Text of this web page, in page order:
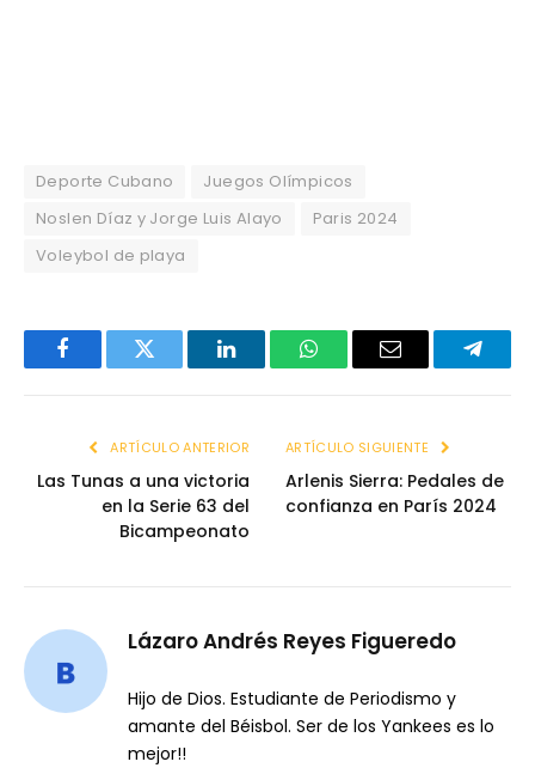
Deporte Cubano
Juegos Olímpicos
Noslen Díaz y Jorge Luis Alayo
Paris 2024
Voleybol de playa
FacebookTwitter LinkedInWhatsAppEmail
ARTÍCULO ANTERIOR
Las Tunas a una victoria
en la Serie 63 del
Bicampeonato
ARTÍCULO SIGUIENTE
Arlenis Sierra: Pedales de
confianza en París 2024
Lázaro Andrés Reyes Figueredo
Hijo de Dios. Estudiante de Periodismo y
amante del Béisbol. Ser de los Yankees es lo
mejor!!